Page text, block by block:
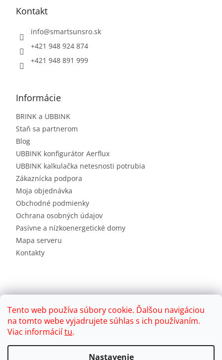
Tento web používa súbory cookie. Ďalšou navigáciou
na tomto webe vyjadrujete súhlas s ich používaním.
Viac informáciítu.
Nastavenie
Kontakt
info@smartsunsro.sk
+421 948 924 874
+421 948 891 999
Informácie
BRINK a UBBINK
Staň sa partnerom
Blog
UBBINK konfigurátor Aerflux
UBBINK kalkulačka netesnosti potrubia
Zákaznícka podpora
Moja objednávka
Obchodné podmienky
Ochrana osobných údajov
Pasívne a nízkoenergetické domy
Mapa serveru
Kontakty